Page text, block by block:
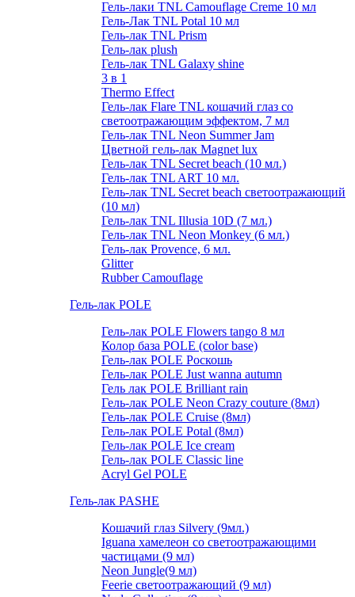
Гель-лаки TNL Camouflage Creme 10 мл
Гель-Лак TNL Potal 10 мл
Гель-лак TNL Prism
Гель-лак plush
Гель-лак TNL Galaxy shine
3 в 1
Thermo Effect
Гель-лак Flare TNL кошачий глаз со
светоотражающим эффектом, 7 мл
Гель-лак TNL Neon Summer Jam
Цветной гель-лак Magnet lux
Гель-лак TNL Secret beach (10 мл.)
Гель-лак TNL ART 10 мл.
Гель-лак TNL Secret beach светоотражающий
(10 мл)
Гель-лак TNL Illusia 10D (7 мл.)
Гель-лак TNL Neon Monkey (6 мл.)
Гель-лак Provence, 6 мл.
Glitter
Rubber Camouflage
Гель-лак POLE
Гель-лак POLE Flowers tango 8 мл
Колор база POLE (color base)
Гель-лак POLE Роскошь
Гель-лак POLE Just wanna autumn
Гель лак POLE Brilliant rain
Гель-лак POLE Neon Crazy couture (8мл)
Гель-лак POLE Cruise (8мл)
Гель-лак POLE Potal (8мл)
Гель-лак POLE Ice cream
Гель-лак POLE Classic line
Acryl Gel POLE
Гель-лак PASHE
Кошачий глаз Silvery (9мл.)
Iguana хамелеон со светоотражающими
частицами (9 мл)
Neon Jungle(9 мл)
Feerie светоотражающий (9 мл)